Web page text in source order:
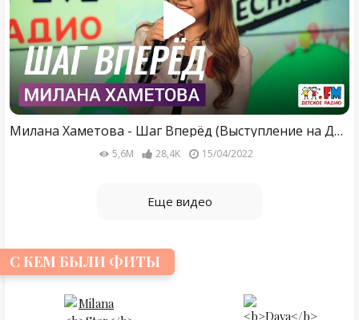
Милана Хаметова - Шаг Вперёд (Выступление на Детском радио)
5,6M 28,4K 15/04/2022
Еще видео
С КЕМ БЫЛИ ФИТЫ